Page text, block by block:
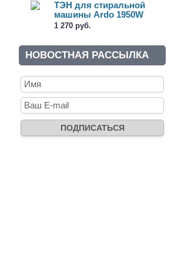
ТЭН для стиральной
машины Ardo 1950W
(524000305)
1 270 руб.
НОВОСТНАЯ РАССЫЛКА